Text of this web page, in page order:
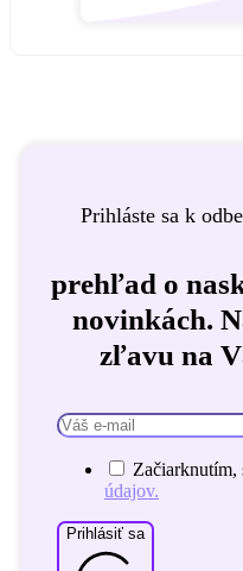
Prihláste sa k
prehľad o
novinkách.
zľavu na
Začiarknutím,
údajov.
Prihlásiť sa